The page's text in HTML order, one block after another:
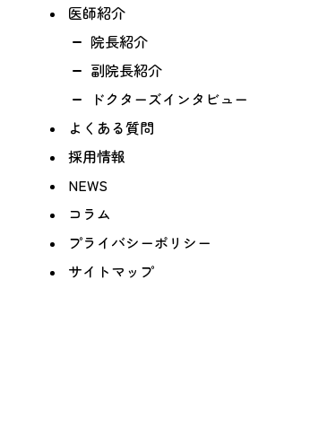
医師紹介
院長紹介
副院長紹介
ドクターズインタビュー
よくある質問
採用情報
NEWS
コラム
プライバシーポリシー
サイトマップ